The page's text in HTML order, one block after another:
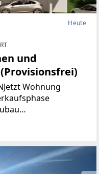
Heute
und
Wohnung
von ca. 50
entweder mit